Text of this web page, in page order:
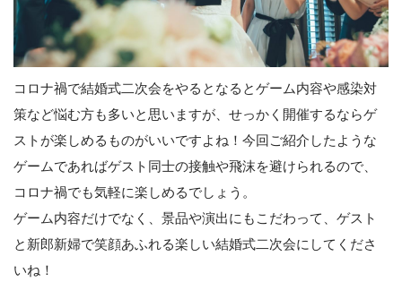
コロナ禍で結婚式二次会をやるとなるとゲーム内容や感染対
策など悩む方も多いと思いますが、せっかく開催するならゲ
ストが楽しめるものがいいですよね！今回ご紹介したような
ゲームであればゲスト同士の接触や飛沫を避けられるので、
コロナ禍でも気軽に楽しめるでしょう。
ゲーム内容だけでなく、景品や演出にもこだわって、ゲスト
と新郎新婦で笑顔あふれる楽しい結婚式二次会にしてくださ
いね！